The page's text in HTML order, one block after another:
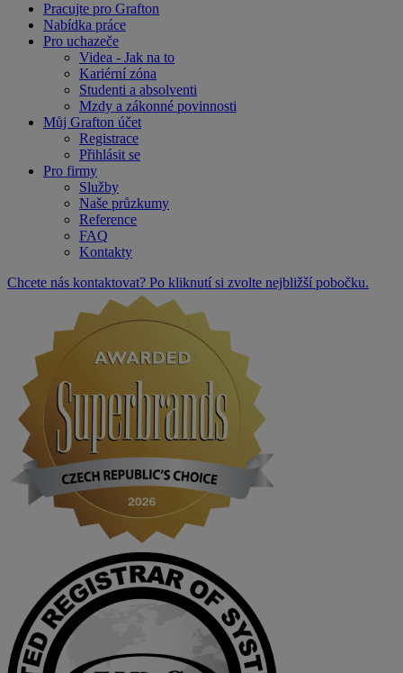
Pracujte pro Grafton
Nabídka práce
Pro uchazeče
Videa - Jak na to
Kariérní zóna
Studenti a absolventi
Mzdy a zákonné povinnosti
Můj Grafton účet
Registrace
Přihlásit se
Pro firmy
Služby
Naše průzkumy
Reference
FAQ
Kontakty
Chcete nás kontaktovat? Po kliknutí si zvolte nejbližší pobočku.